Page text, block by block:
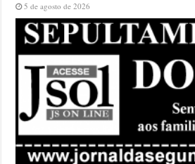
5 de agosto de 2026